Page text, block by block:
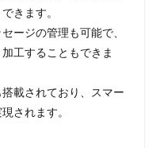
きます。
ージの管理も可能で、
工することもできま
載されており、スマー
されます。